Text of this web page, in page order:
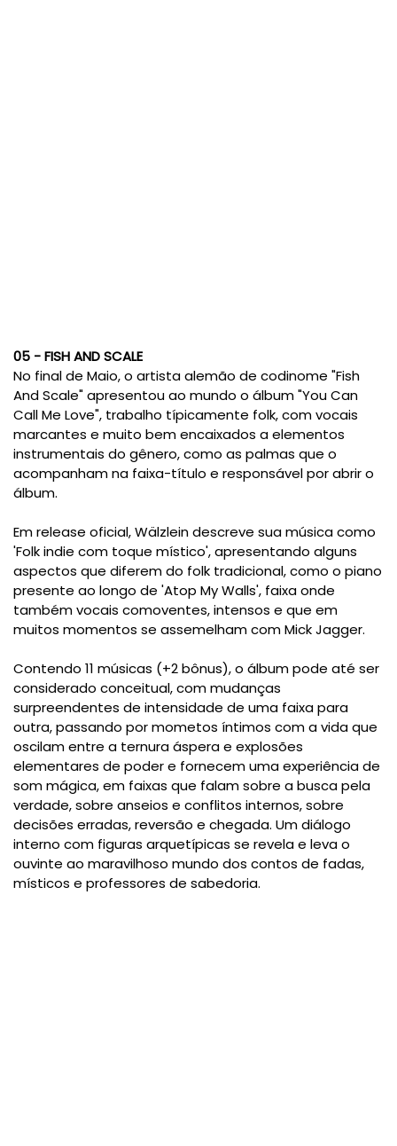
05 - FISH AND SCALE
No final de Maio, o artista alemão de codinome "Fish
And Scale" apresentou ao mundo o álbum "You Can
Call Me Love", trabalho típicamente folk, com vocais
marcantes e muito bem encaixados a elementos
instrumentais do gênero, como as palmas que o
acompanham na faixa-título e responsável por abrir o
álbum.
Em release oficial, Wälzlein descreve sua música como
'Folk indie com toque místico', apresentando alguns
aspectos que diferem do folk tradicional, como o piano
presente ao longo de 'Atop My Walls', faixa onde
também vocais comoventes, intensos e que em
muitos momentos se assemelham com Mick Jagger.
Contendo 11 músicas (+2 bônus), o álbum pode até ser
considerado conceitual, com mudanças
surpreendentes de intensidade de uma faixa para
outra, passando por mometos íntimos com a vida que
oscilam entre a ternura áspera e explosões
elementares de poder e fornecem uma experiência de
som mágica, em faixas que falam sobre a busca pela
verdade, sobre anseios e conflitos internos, sobre
decisões erradas, reversão e chegada. Um diálogo
interno com figuras arquetípicas se revela e leva o
ouvinte ao maravilhoso mundo dos contos de fadas,
místicos e professores de sabedoria.